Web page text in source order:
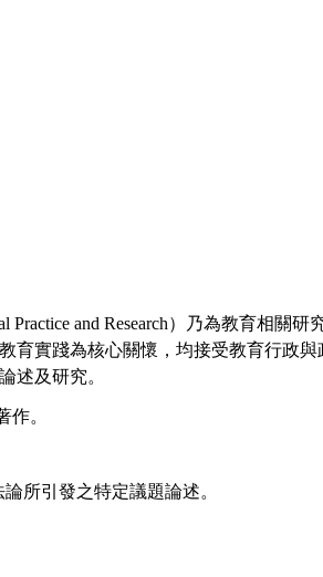
Practice and Research）乃為教育相關研
育實踐為核心關懷，均接受教育行政
述及研究。
。
所引發之特定議題論述。